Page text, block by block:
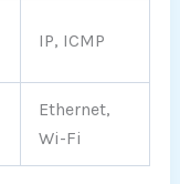
IP, ICMP
Ethernet,
Wi-Fi